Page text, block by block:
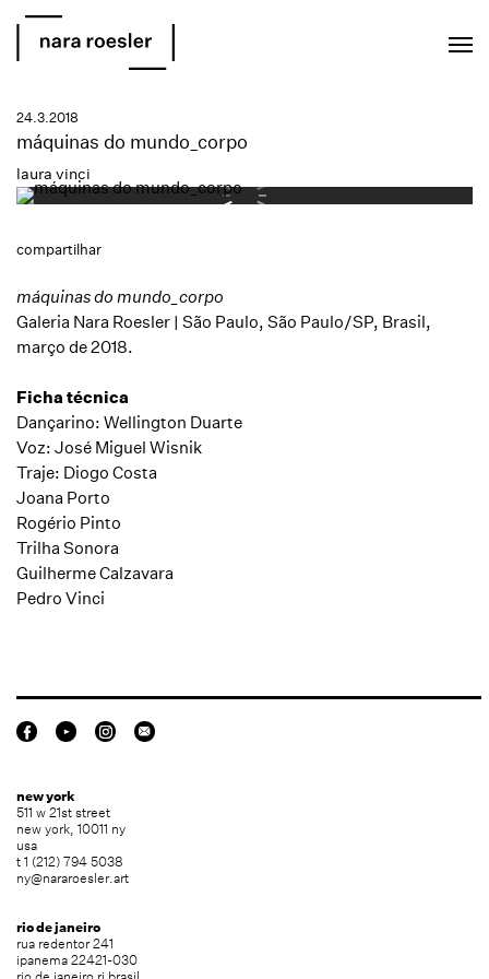
24.3.2018
máquinas do mundo_corpo
laura vinci
compartilhar
máquinas do mundo_corpo
Galeria Nara Roesler | São Paulo, São Paulo/SP, Brasil,
março de 2018.
Ficha técnica
Dançarino: Wellington Duarte
Voz: José Miguel Wisnik
Traje: Diogo Costa
Joana Porto
Rogério Pinto
Trilha Sonora
Guilherme Calzavara
Pedro Vinci
new york
511 w 21st street
new york, 10011 ny
usa
t 1 (212) 794 5038
ny@nararoesler.art
rio de janeiro
rua redentor 241
ipanema 22421-030